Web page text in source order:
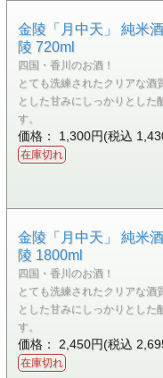
金陵「月中天」 純米
陵 720ml
四国・香川のお酒！
とても洗練されたクリアな酒
とした甘みにしっかりとした
す。
価格： 1,300円(税込
在庫切れ
金陵「月中天」 純米
陵 1800ml
四国・香川のお酒！
とても洗練されたクリアな酒
とした甘みにしっかりとした
す。
価格： 2,450円(税込
在庫切れ